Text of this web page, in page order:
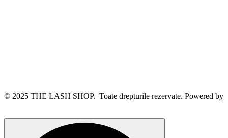
© 2025 THE LASH SHOP. Toate drepturile rezervate. Powered by